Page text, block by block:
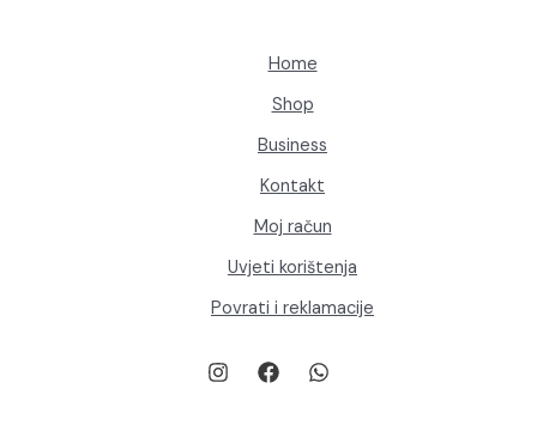
Home
Shop
Business
Kontakt
Moj račun
Uvjeti korištenja
Povrati i reklamacije